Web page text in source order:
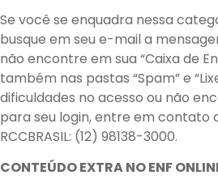
Se você se enquadra nessa
busque em seu e-mail a
não encontre em sua “Caixa de
também nas pastas “Spam” e
dificuldades no acesso ou não
para seu login, entre em contato
RCCBRASIL: (12) 98138-3000.
CONTEÚDO EXTRA NO ENF